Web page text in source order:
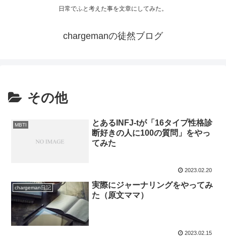
日常でふと考えた事を文章にしてみた。
chargemanの徒然ブログ
その他
MBTI
とあるINFJ-tが「16タイプ性格診
断好きの人に100の質問」をやっ
てみた
2023.02.20
chargeman日記
実際にジャーナリングをやってみ
た（原文ママ）
2023.02.15